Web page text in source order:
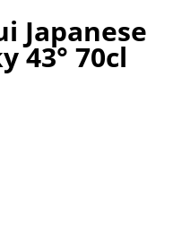
Japanese
43° 70cl